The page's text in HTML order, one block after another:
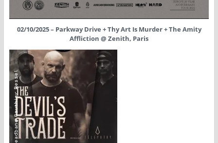
02/10/2025 – Parkway Drive + Thy Art Is Murder + The Amity
Affliction @ Zenith, Paris